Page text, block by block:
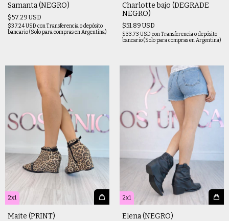
Samanta (NEGRO)
$57.29 USD
$37.24 USD conTransferencia o depósito
bancario (Solo para compras en Argentina)
Charlotte bajo (DEGRADE
NEGRO)
$51.89 USD
$33.73 USD conTransferencia o depósito
bancario (Solo para compras en Argentina)
2x1
Maite (PRINT)
2x1
Elena (NEGRO)